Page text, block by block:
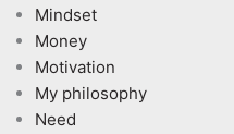
Mindset
Money
Motivation
My philosophy
Need